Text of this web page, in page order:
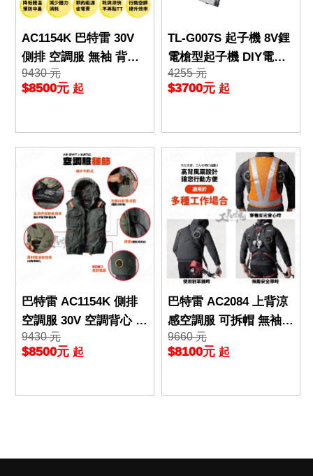
AC1154K 巴特雷 30V
側排 空調服 無袖 背心
BURTLE 散熱 空調衣 A
C1154
9430 元
$8500元 起
TL-G007S 起子機 8V鋰
電槍型起子機 DIY電動
起子機 電鑽 無刷雙速
高扭力 Mechtr
4255 元
$3700元 起
巴特雷 AC1154K 側排
空調服 30V 空調背心 空
調衣 BURTLE AC1154
空調服 夏
9430 元
$8500元 起
巴特雷 AC2084 上背涼
感空調服 可拆帽 無袖背
心 30V 防撥水 抗UV BU
RTLE 空調衣
9660 元
$8100元 起